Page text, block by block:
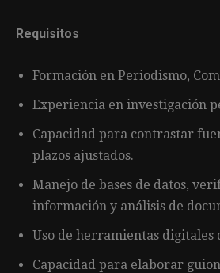
Requisitos
Formación en Periodismo,
Experiencia en investigación
Capacidad para contrastar
plazos ajustados.
Manejo de bases de datos,
información y análisis de
Uso de herramientas digitales
Capacidad para elaborar